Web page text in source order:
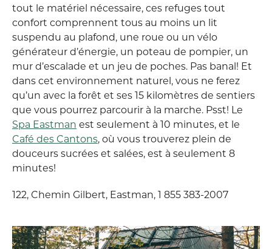
tout le matériel nécessaire, ces refuges tout
confort comprennent tous au moins un lit
suspendu au plafond, une roue ou un vélo
générateur d’énergie, un poteau de pompier, un
mur d’escalade et un jeu de poches. Pas banal! Et
dans cet environnement naturel, vous ne ferez
qu’un avec la forêt et ses 15 kilomètres de sentiers
que vous pourrez parcourir à la marche. Psst! Le
Spa Eastman est seulement à 10 minutes, et le
Café des Cantons, où vous trouverez plein de
douceurs sucrées et salées, est à seulement 8
minutes!
122, Chemin Gilbert, Eastman, 1 855 383-2007